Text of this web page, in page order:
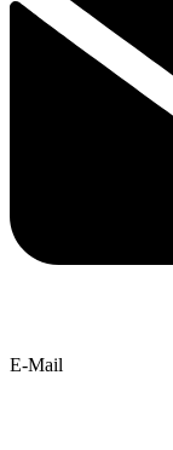
E-Mail